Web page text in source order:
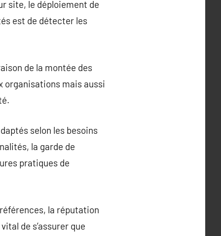
site, le déploiement de
est de détecter les
de la montée des
organisations mais aussi
selon les besoins
la garde de
pratiques de
la réputation
de s’assurer que